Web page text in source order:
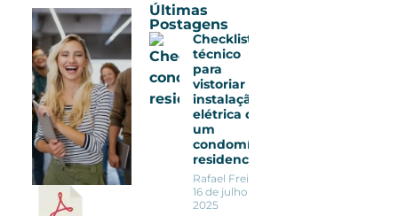
Últimas
Postagens
Checklist
técnico
para
vistoriar a
instalação
elétrica de
um
condomínio
residencial
Rafael Freitas
16 de julho de
2025